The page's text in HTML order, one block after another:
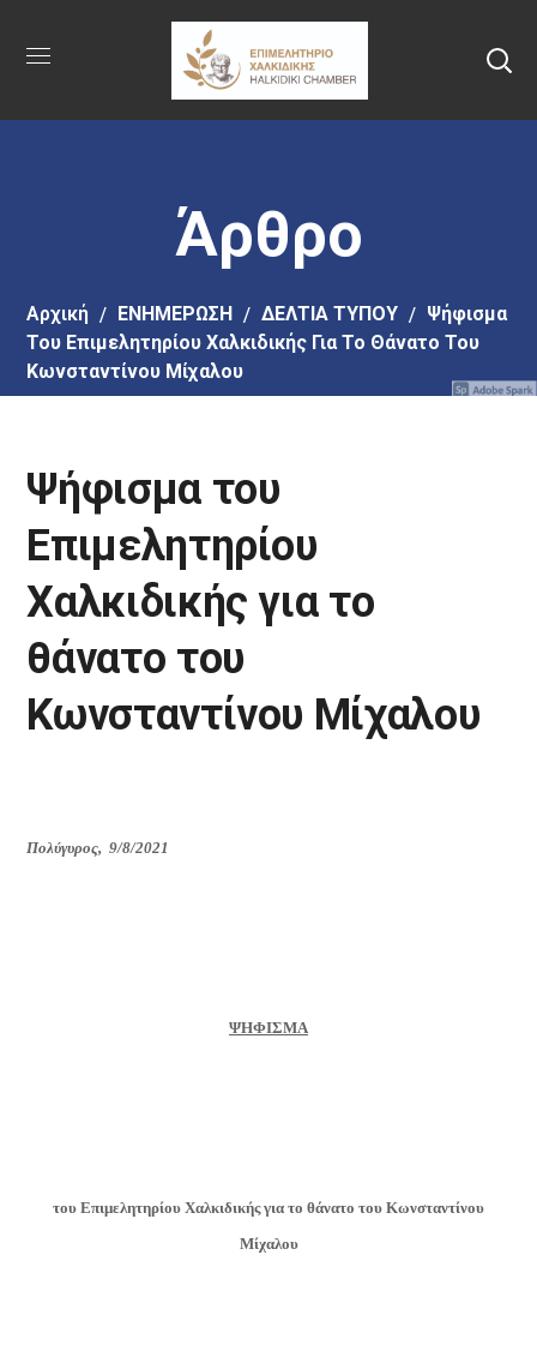
στο
περιεχόμενο
Άρθρο
Αρχική EΝΗΜΕΡΩΣΗ ΔΕΛΤΙΑ ΤΥΠΟΥ
Ψήφισμα
Του Επιμελητηρίου Χαλκιδικής Για Το Θάνατο Του
Κωνσταντίνου Μίχαλου
Ψήφισμα του
Επιμελητηρίου
Χαλκιδικής για το
θάνατο του
Κωνσταντίνου Μίχαλου
Πολύγυρος, 9/8/2021
ΨΗΦΙΣΜΑ
του Επιμελητηρίου Χαλκιδικής για το θάνατο του Κωνσταντίνου
Μίχαλου